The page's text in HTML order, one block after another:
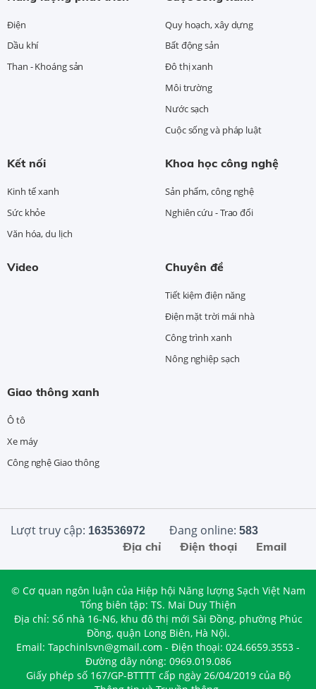
Điện
Dầu khí
Than - Khoáng sản
Quy hoạch, xây dựng
Bất động sản
Đô thị xanh
Môi trường
Nước sạch
Cuộc sống và pháp luật
Kết nối
Kinh tế xanh
Sức khỏe
Văn hóa, du lịch
Khoa học công nghệ
Sản phẩm, công nghệ
Nghiên cứu - Trao đổi
Video Chuyên đề
Tiết kiệm điện năng
Điện mặt trời mái nhà
Công trình xanh
Nông nghiệp sạch
Giao thông xanh
Ô tô
Xe máy
Công nghệ Giao thông
Lượt truy cập: 163536972 Đang online: 583
Email
Điện thoại
Địa chỉ
© Cơ quan ngôn luận của Hiệp hội Năng lượng Sạch Việt Nam
Tổng biên tập: TS. Mai Duy Thiện
Địa chỉ: Số nhà 16-N6, khu đô thị mới Sài Đồng, phường Phúc
Đồng, quận Long Biên, Hà Nội.
Email: Tapchinlsvn@gmail.com - Điện thoại: 024.6659.3553 -
Đường dây nóng: 0969.019.086
Giấy phép số 167/GP-BTTTT cấp ngày 26/04/2019 của Bộ